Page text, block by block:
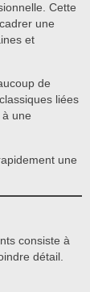
Cette
une
et
de
liées
une
une
consiste à
détail.